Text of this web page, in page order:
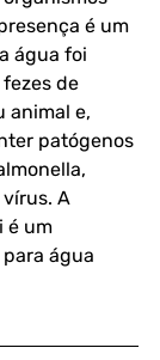
é um
água foi
de
animal e,
patógenos
A
é um
água